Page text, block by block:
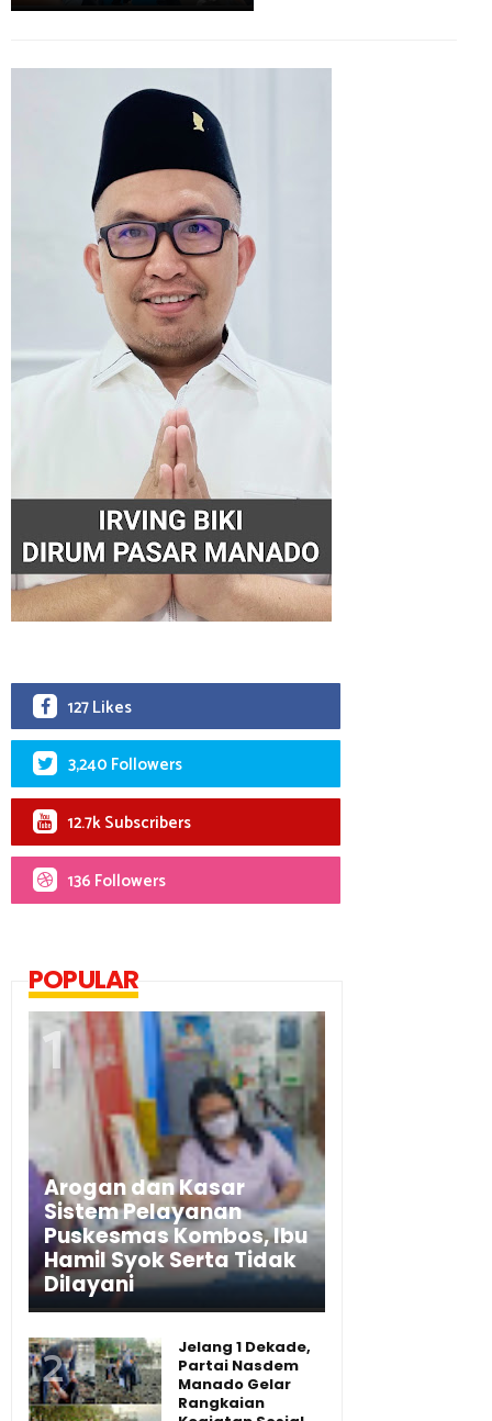
127 Likes
3,240 Followers
12.7k Subscribers
136 Followers
POPULAR
Arogan dan Kasar
Sistem Pelayanan
Puskesmas Kombos, Ibu
Hamil Syok Serta Tidak
Dilayani
Jelang 1 Dekade,
Partai Nasdem
Manado Gelar
Rangkaian